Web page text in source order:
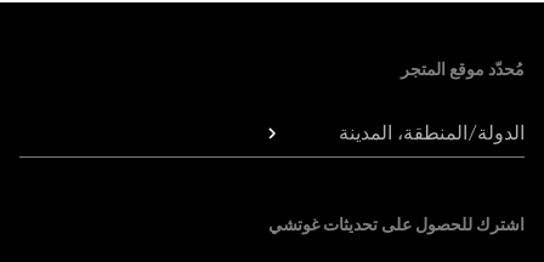
مُحدّد موقع المتجر
الدولة/المنطقة، المدينة
اشترك للحصول على تحديثات غوتشي